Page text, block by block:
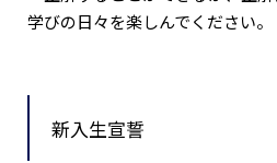
学びの日々を楽しんでください。
新入生宣誓